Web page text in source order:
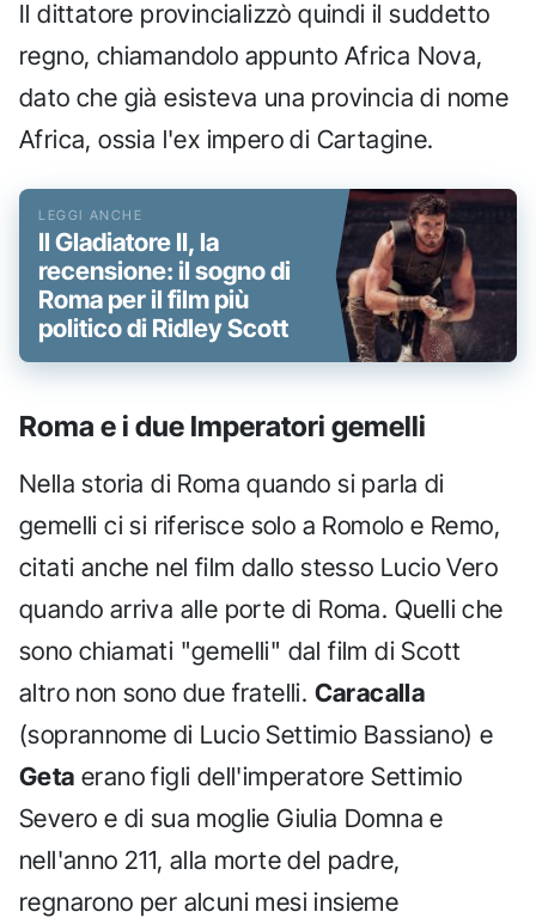
Il dittatore provincializzò quindi il suddetto
regno, chiamandolo appunto Africa Nova,
dato che già esisteva una provincia di nome
Africa, ossia l'ex impero di Cartagine.
Il Gladiatore II, la
recensione: il sogno di
Roma per il film più
politico di Ridley Scott
Roma e i due Imperatori gemelli
Nella storia di Roma quando si parla di
gemelli ci si riferisce solo a Romolo e Remo,
citati anche nel film dallo stesso Lucio Vero
quando arriva alle porte di Roma. Quelli che
sono chiamati "gemelli" dal film di Scott
altro non sono due fratelli. Caracalla
(soprannome di Lucio Settimio Bassiano) e
Geta erano figli dell'imperatore Settimio
Severo e di sua moglie Giulia Domna e
nell'anno 211, alla morte del padre,
regnarono per alcuni mesi insieme